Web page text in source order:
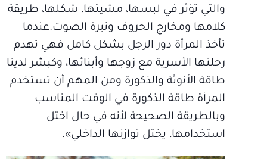
والتي تؤثر في لبسها، مشيتها، شكلها، طريقة
كلامها ومخارج الحروف ونبرة الصوت.عندما
تأخذ المرأة دور الرجل بشكل كامل فهي تهدم
رحلتها الأسرية مع زوجها وأبنائها، وكبشر لدينا
طاقة الأنوثة والذكورة ومن المهم أن تستخدم
المرأة طاقة الذكورة في الوقت المناسب
وبالطريقة الصحيحة لأنه في حال اختل
استخدامها، يختل توازنها الداخلي».